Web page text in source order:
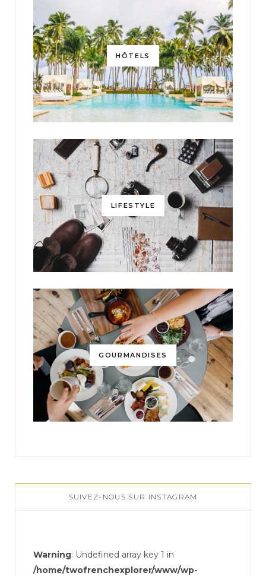
HÔTELS
LIFESTYLE
GOURMANDISES
SUIVEZ-NOUS SUR INSTAGRAM
Warning: Undefined array key 1 in
/home/twofrenchexplorer/www/wp-